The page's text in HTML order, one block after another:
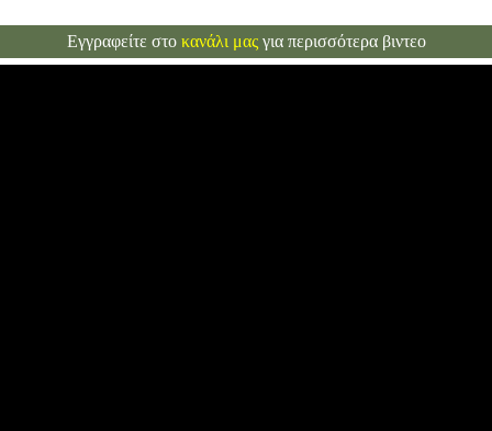
Εγγραφείτε στο κανάλι μαςγια περισσότερα βιντεο